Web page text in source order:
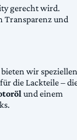
gerecht wird.
Transparenz und
wir speziellen
die Lackteile –
und einem